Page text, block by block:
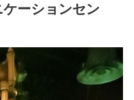
ーションセン